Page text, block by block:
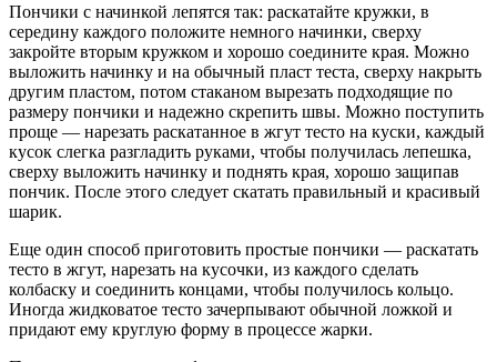
Пончики с начинкой лепятся так: раскатайте кружки, в
середину каждого положите немного начинки, сверху
закройте вторым кружком и хорошо соедините края. Можно
выложить начинку и на обычный пласт теста, сверху накрыть
другим пластом, потом стаканом вырезать подходящие по
размеру пончики и надежно скрепить швы. Можно поступить
проще — нарезать раскатанное в жгут тесто на куски, каждый
кусок слегка разгладить руками, чтобы получилась лепешка,
сверху выложить начинку и поднять края, хорошо защипав
пончик. После этого следует скатать правильный и красивый
шарик.
Еще один способ приготовить простые пончики — раскатать
тесто в жгут, нарезать на кусочки, из каждого сделать
колбаску и соединить концами, чтобы получилось кольцо.
Иногда жидковатое тесто зачерпывают обычной ложкой и
придают ему круглую форму в процессе жарки.